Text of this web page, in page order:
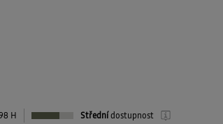
H Střednídostupnost